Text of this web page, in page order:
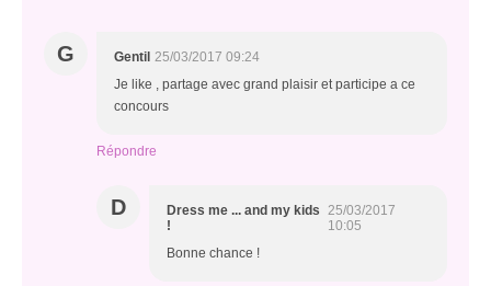
G Gentil 25/03/2017 09:24
Je like , partage avec grand plaisir et participe a ce
concours
Répondre
D
Dress me ... and my kids
!
25/03/2017
10:05
Bonne chance !